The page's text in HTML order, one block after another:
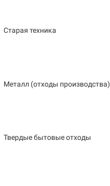
Старая техника
Металл (отходы производства)
Твердые бытовые отходы